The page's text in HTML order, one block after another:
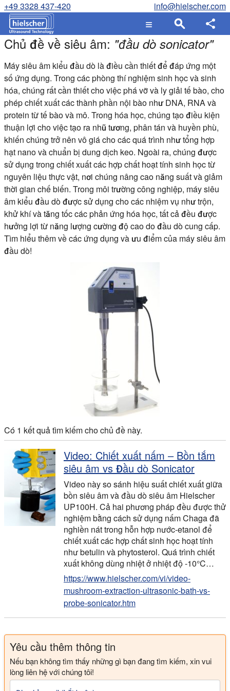
+49 3328 437-420 info@hielscher.com
Chủ đề về siêu âm: "đầu dò sonicator"
Máy siêu âm kiểu đầu dò là điều cần thiết để đáp ứng một
số ứng dụng. Trong các phòng thí nghiệm sinh học và sinh
hóa, chúng rất cần thiết cho việc phá vỡ và ly giải tế bào, cho
phép chiết xuất các thành phần nội bào như DNA, RNA và
protein từ tế bào và mô. Trong hóa học, chúng tạo điều kiện
thuận lợi cho việc tạo ra nhũ tương, phân tán và huyền phù,
khiến chúng trở nên vô giá cho các quá trình như tổng hợp
hạt nano và chuẩn bị dung dịch keo. Ngoài ra, chúng được
sử dụng trong chiết xuất các hợp chất hoạt tính sinh học từ
nguyên liệu thực vật, nơi chúng nâng cao năng suất và giảm
thời gian chế biến. Trong môi trường công nghiệp, máy siêu
âm kiểu đầu dò được sử dụng cho các nhiệm vụ như trộn,
khử khí và tăng tốc các phản ứng hóa học, tất cả đều được
hưởng lợi từ năng lượng cường độ cao do đầu dò cung cấp.
Tìm hiểu thêm về các ứng dụng và ưu điểm của máy siêu âm
đầu dò!
Có 1 kết quả tìm kiếm cho chủ đề này.
Video: Chiết xuất nấm – Bồn tắm
siêu âm vs Đầu dò Sonicator
Video này so sánh hiệu suất chiết xuất giữa
bồn siêu âm và đầu dò siêu âm Hielscher
UP100H. Cả hai phương pháp đều được thử
nghiệm bằng cách sử dụng nấm Chaga đã
nghiền nát trong hỗn hợp nước-etanol để
chiết xuất các hợp chất sinh học hoạt tính
như betulin và phytosterol. Quá trình chiết
xuất không dùng nhiệt ở nhiệt độ -10°C…
https://www.hielscher.com/vi/video-
mushroom-extraction-ultrasonic-bath-vs-
probe-sonicator.htm
Yêu cầu thêm thông tin
Nếu bạn không tìm thấy những gì bạn đang tìm kiếm, xin vui
lòng liên hệ với chúng tôi!